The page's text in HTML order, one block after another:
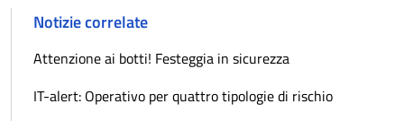
Notizie correlate
Attenzione ai botti! Festeggia in sicurezza
IT-alert: Operativo per quattro tipologie di rischio